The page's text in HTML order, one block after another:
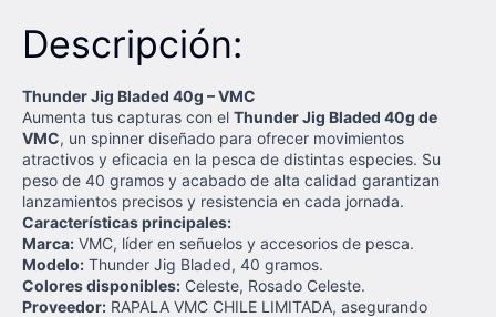
Descripción:
Thunder Jig Bladed 40g – VMC
Aumenta tus capturas con el Thunder Jig Bladed 40g de
VMC, un spinner diseñado para ofrecer movimientos
atractivos y eficacia en la pesca de distintas especies. Su
peso de 40 gramos y acabado de alta calidad garantizan
lanzamientos precisos y resistencia en cada jornada.
Características principales:
Marca: VMC, líder en señuelos y accesorios de pesca.
Modelo: Thunder Jig Bladed, 40 gramos.
Colores disponibles: Celeste, Rosado Celeste.
Proveedor: RAPALA VMC CHILE LIMITADA, asegurando